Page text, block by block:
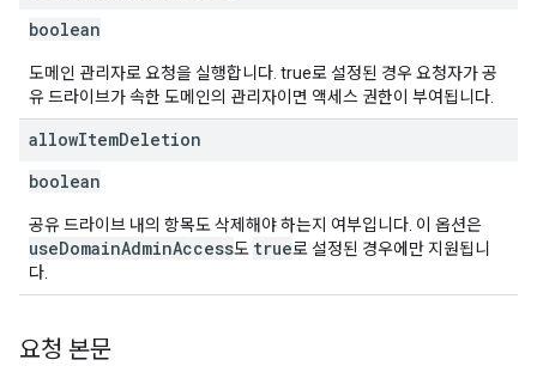
boolean
도메인 관리자로 요청을 실행합니다. true로 설정된 경우 요청자가 공
유 드라이브가 속한 도메인의 관리자이면 액세스 권한이 부여됩니다.
allowItemDeletion
boolean
공유 드라이브 내의 항목도 삭제해야 하는지 여부입니다. 이 옵션은
useDomainAdminAccess도 true로 설정된 경우에만 지원됩니
다.
요청 본문